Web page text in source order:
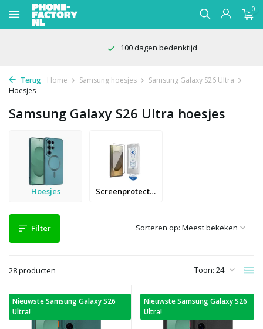
0
100 dagen bedenktijd
Terug Home Samsung hoesjes
Samsung Galaxy S26 Ultra
Hoesjes
Samsung Galaxy S26 Ultra hoesjes
Hoesjes Screenprotectors
Filter
28 producten Toon:
Sorteren op:
Nieuwste Samsung Galaxy S26
Ultra!
Nieuwste Samsung Galaxy S26
Ultra!